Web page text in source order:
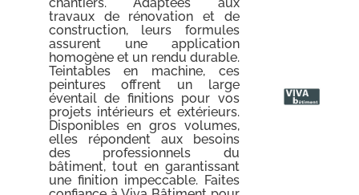
chantiers. Adaptées aux
travaux de rénovation et de
construction, leurs formules
assurent une application
homogène et un rendu durable.
Teintables en machine, ces
peintures offrent un large
éventail de finitions pour vos
projets intérieurs et extérieurs.
Disponibles en gros volumes,
elles répondent aux besoins
des professionnels du
bâtiment, tout en garantissant
une finition impeccable. Faites